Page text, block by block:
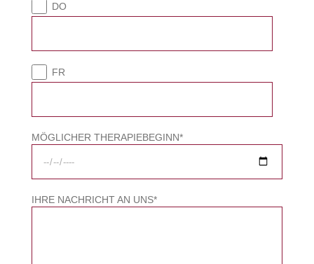
DO
FR
MÖGLICHER THERAPIEBEGINN*
IHRE NACHRICHT AN UNS*